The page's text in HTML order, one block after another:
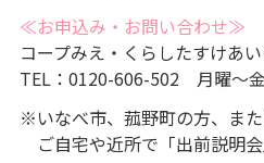
≪お申込み・お問い合わせ≫
コープみえ・くらしたすけあ
TEL：0120-606-502 月曜～
※いなべ市、菰野町の方、ま
ご自宅や近所で「出前説明